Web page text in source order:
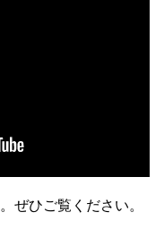
ぜひご覧ください。